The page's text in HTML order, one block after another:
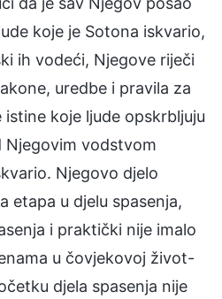
koje je Sotona iskvario,
ih vodeći, Njegove riječi
uredbe i pravila za
koje ljude opskrbljuju
Njegovim vodstvom
Njegovo djelo
etapa u djelu spasenja,
i praktički nije imalo
u čovjekovoj život-
djela spasenja nije